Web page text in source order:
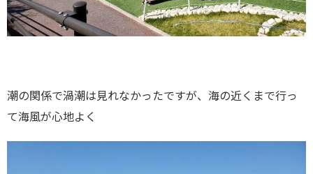
潮の関係で渦潮は見れなかったですが、海の近くまで行っ
て海風が心地よく